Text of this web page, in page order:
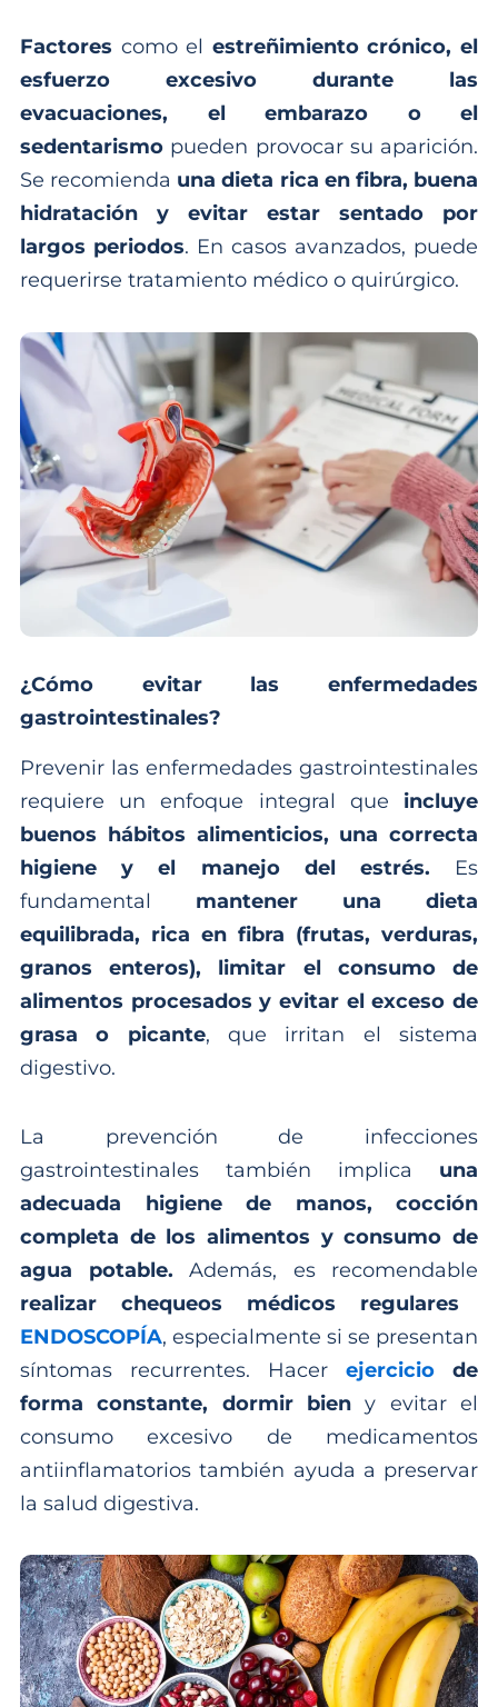
Factores como el estreñimiento crónico, el
esfuerzo excesivo durante las
evacuaciones, el embarazo o el
sedentarismo pueden provocar su aparición.
Se recomienda una dieta rica en fibra, buena
hidratación y evitar estar sentado por
largos periodos. En casos avanzados, puede
requerirse tratamiento médico o quirúrgico.
¿Cómo evitar las enfermedades
gastrointestinales?
Prevenir las enfermedades gastrointestinales
requiere un enfoque integral que incluye
buenos hábitos alimenticios, una correcta
higiene y el manejo del estrés. Es
fundamental mantener una dieta
equilibrada, rica en fibra (frutas, verduras,
granos enteros), limitar el consumo de
alimentos procesados y evitar el exceso de
grasa o picante, que irritan el sistema
digestivo.
La prevención de infecciones
gastrointestinales también implica una
adecuada higiene de manos, cocción
completa de los alimentos y consumo de
agua potable. Además, es recomendable
realizar chequeos médicos regulares
ENDOSCOPÍA, especialmente si se presentan
síntomas recurrentes. Hacer ejercicio de
forma constante, dormir bien y evitar el
consumo excesivo de medicamentos
antiinflamatorios también ayuda a preservar
la salud digestiva.